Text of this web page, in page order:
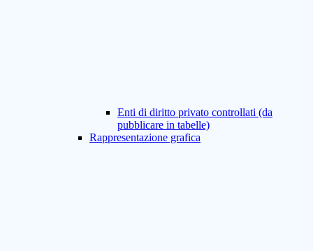
Enti di diritto privato controllati (da
pubblicare in tabelle)
Rappresentazione grafica